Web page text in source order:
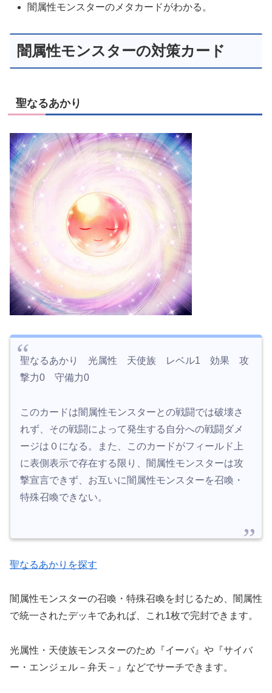
闇属性モンスターのメタカードがわかる。
闇属性モンスターの対策カード
聖なるあかり
聖なるあかり 光属性 天使族 レベル1 効果 攻
撃力0 守備力0
このカードは闇属性モンスターとの戦闘では破壊さ
れず、その戦闘によって発生する自分への戦闘ダメ
ージは０になる。また、このカードがフィールド上
に表側表示で存在する限り、闇属性モンスターは攻
撃宣言できず、お互いに闇属性モンスターを召喚・
特殊召喚できない。
聖なるあかりを探す
闇属性モンスターの召喚・特殊召喚を封じるため、闇属性
で統一されたデッキであれば、これ1枚で完封できます。
光属性・天使族モンスターのため『イーバ』や『サイバ
ー・エンジェル－弁天－』などでサーチできます。